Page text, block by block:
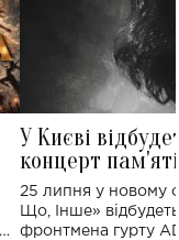
У Києві
концерт
Клименка:
виконають
25 липня у новому
Що, Інше»
фронтмена гурту